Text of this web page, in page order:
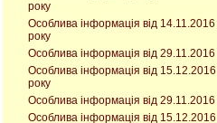
року
Особлива інформація від 14.11.2016
року
Особлива інформація від 29.11.2016
Особлива інформація від 15.12.2016
року
Особлива інформація від 29.11.2016
Особлива інформація від 15.12.2016